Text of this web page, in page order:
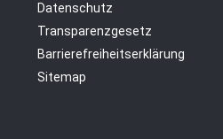
Datenschutz
Transparenzgesetz
Barrierefreiheitserklärung
Sitemap